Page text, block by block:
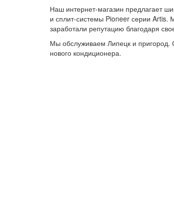
Наш интернет-магазин предлагает
и сплит-системы Pioneer серии Artis.
заработали репутацию благодаря
Мы обслуживаем Липецк и пригород.
нового кондиционера.